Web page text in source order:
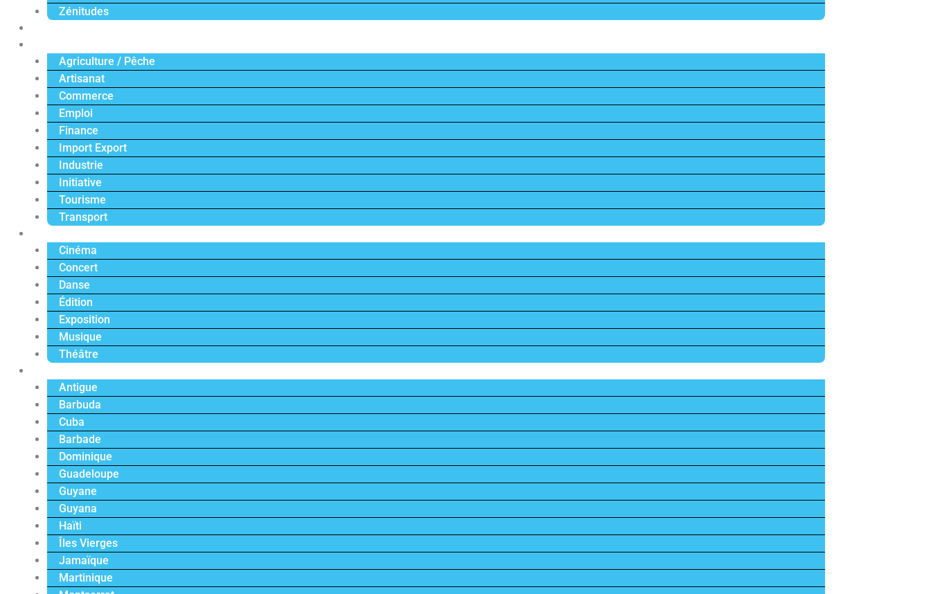
Zénitudes
Agriculture / Pêche
Artisanat
Commerce
Emploi
Finance
Import Export
Industrie
Initiative
Tourisme
Transport
Cinéma
Concert
Danse
Édition
Exposition
Musique
Théâtre
Antigue
Barbuda
Cuba
Barbade
Dominique
Guadeloupe
Guyane
Guyana
Haïti
Îles Vierges
Jamaïque
Martinique